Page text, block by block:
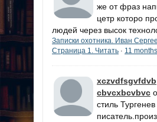
же от фраз
цетр которо
людей через высок
Записки охотника. Иван
Страница 1. Читать · 11
xczvdfsgvfdvb
cbvcxbcvbvc
стиль